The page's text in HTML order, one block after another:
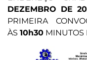
DEZEMBRO DE
PRIMEIRA
ÀS 10h30 MINUTOS